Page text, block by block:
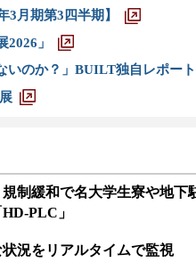
3月期第3四半期】
」
いのか？」BUILT独自レポート
制緩和で名大学生寮や地下
PLC」
況をリアルタイムで監視